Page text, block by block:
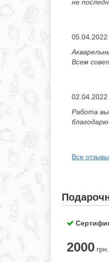
не
Всем
Работа
Все отзывы
2000 грн.